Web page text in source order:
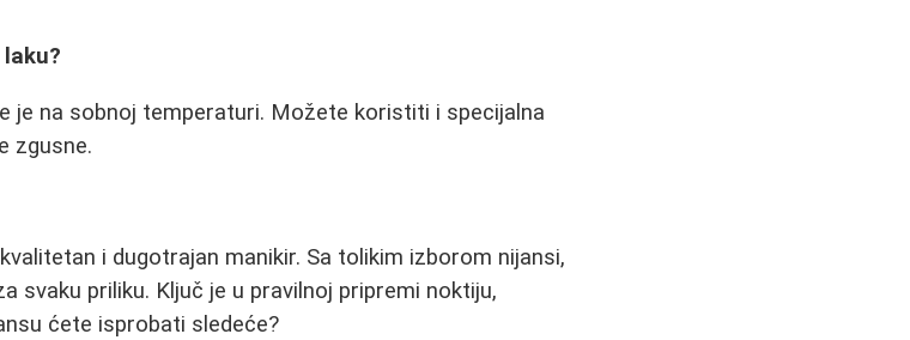
je na sobnoj temperaturi. Možete koristiti i specijalna
zgusne.
i dugotrajan manikir. Sa tolikim izborom nijansi,
svaku priliku. Ključ je u pravilnoj pripremi noktiju,
ćete isprobati sledeće?